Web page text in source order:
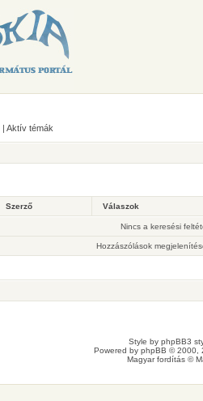
| Aktív témák
Szerző Válaszok
Nincs a keresési
Hozzászólások
Style by phpBB3
Powered by phpBB © 2000,
Magyar fordítás ©